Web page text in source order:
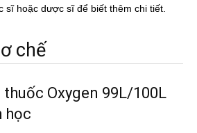
sĩ hoặc dược sĩ để biết thêm chi tiết.
chế
Oxygen 99L/100L
học